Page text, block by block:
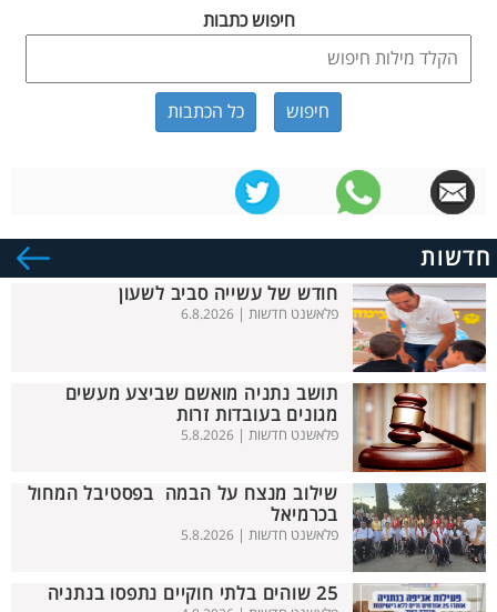
חיפוש כתבות
כל הכתבות
חדשות
חודש של עשייה סביב לשעון
פלאשנט חדשות | 6.8.2026
תושב נתניה מואשם שביצע מעשים
מגונים בעובדות זרות
פלאשנט חדשות | 5.8.2026
שילוב מנצח על הבמה בפסטיבל המחול
בכרמיאל
פלאשנט חדשות | 5.8.2026
25 שוהים בלתי חוקיים נתפסו בנתניה